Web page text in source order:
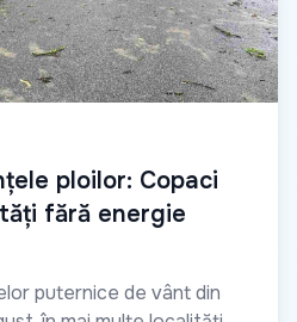
ploilor: Copaci
fără energie
puternice de vânt din